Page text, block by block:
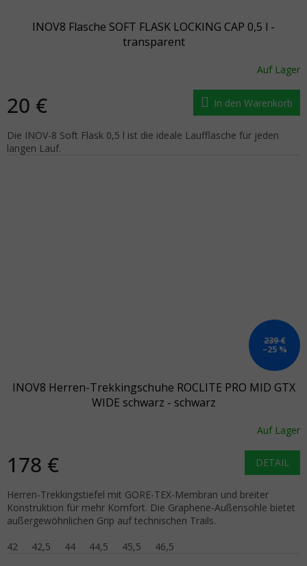
INOV8 Flasche SOFT FLASK LOCKING CAP 0,5 l -
transparent
Auf Lager
20 € In den Warenkorb
Die INOV-8 Soft Flask 0,5 l ist die ideale Laufflasche für jeden
langen Lauf.
239 €
–25 %
INOV8 Herren-Trekkingschuhe ROCLITE PRO MID GTX
WIDE schwarz - schwarz
Auf Lager
178 € DETAIL
Herren-Trekkingstiefel mit GORE-TEX-Membran und breiter
Konstruktion für mehr Komfort. Die Graphene-Außensohle bietet
außergewöhnlichen Grip auf technischen Trails.
42
42,5 44 44,5 45,5 46,5